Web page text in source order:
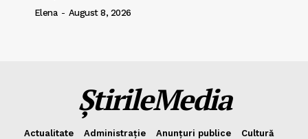
Elena - August 8, 2026
ȘtirileMedia
Actualitate Administrație Anunțuri publice
Cultură